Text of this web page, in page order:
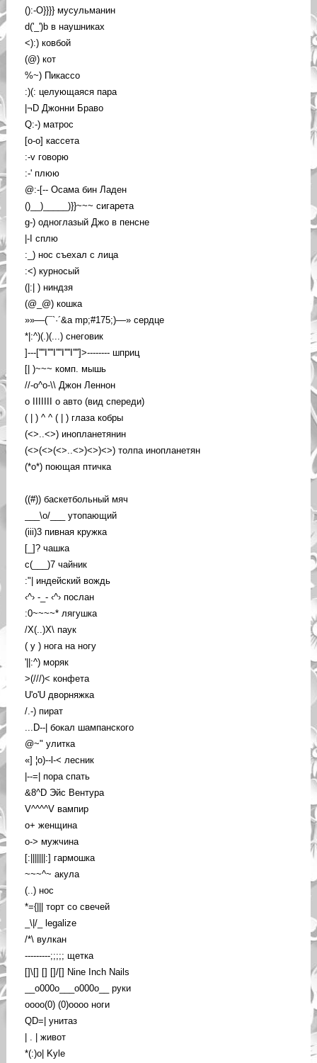
():-O}}}} мусульманин
d('_')b в наушниках
<):) ковбой
(@) кот
%~) Пикассо
:)(: целующаяся пара
|¬D Джонни Браво
Q:-) матрос
[o-o] кассета
:-v говорю
:-' плюю
@:-[-- Осама бин Ладен
()__)_____)}}~~~ сигарета
g-) одноглазый Джо в пенсне
|-I сплю
:_) нос съехал с лица
:<) курносый
(|:| ) ниндзя
(@_@) кошка
»»––(¯`·´&a mp;#175;)––» сердце
*|:^)(.)(...) снеговик
]---[''''I''''I''''I''''I'''']>-------- шприц
[| )~~~ комп. мышь
//-o^o-\\ Джон Леннон
o IIIIIII o авто (вид спереди)
( | ) ^ ^ ( | ) глаза кобры
(<>..<>) инопланетянин
(<>(<>(<>..<>)<>)<>) толпа инопланетян
(*o*) поющая птичка
((#)) баскетбольный мяч
___\o/___ утопающий
(iii)3 пивная кружка
[_]? чашка
c(___)7 чайник
:"| индейский вождь
‹^› -_- ‹^› послан
:0~~~~* лягушка
/X(..)X\ паук
( y ) нога на ногу
'||:^) моряк
>(///)< конфета
U'o'U дворняжка
/.-) пират
...D--| бокал шампанского
@~" улитка
«] ¦o)--l-< лесник
|--=| пора спать
&8^D Эйс Вентура
V^^^^V вампир
o+ женщина
o-> мужчина
[:|||||||:] гармошка
~~~^~ акула
(..) нос
*={||| торт со свечей
_\|/_ legalize
/*\ вулкан
---------;;;;; щетка
[]\[] [] []/[] Nine Inch Nails
__o000o___o000o__ руки
oooo(0) (0)oooo ноги
QD=| унитаз
| . | живот
*(:)o| Kyle